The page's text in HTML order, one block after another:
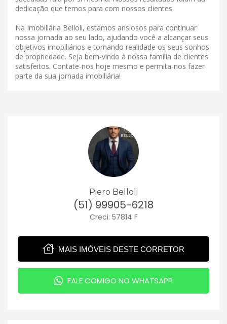
dedicação que temos para com nossos clientes.
Na Imobiliária Belloli, estamos ansiosos para continuar
nossa jornada ao seu lado, ajudando você a alcançar seus
objetivos imobiliários e tornando realidade os seus sonhos
de propriedade. Seja bem-vindo à nossa família de clientes
satisfeitos. Contate-nos hoje mesmo e permita-nos fazer
parte da sua jornada imobiliária!
Piero Belloli
(51) 99905-6218
Creci: 57814 F
MAIS IMÓVEIS DESTE CORRETOR
FALE COMIGO NO WHATSAPP